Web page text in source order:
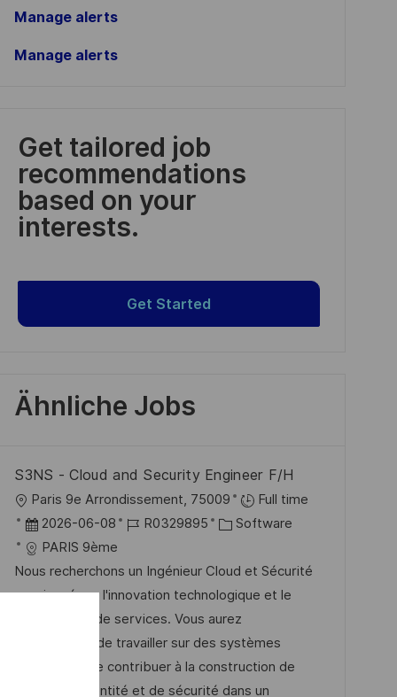
Manage alerts
Manage alerts
Get tailored job
recommendations
based on your
interests.
Get Started
Ähnliche Jobs
S3NS - Cloud and Security Engineer F/H
O
r
t
Paris 9e Arrondissement, 75009
Full time
D
a
t
u
2026-06-08
J
b
-
I
D
R0329895
K
t
e
g
o
r
Software
PARIS 9ème
Nous recherchons un Ingénieur Cloud et Sécurité
passionné par l'innovation technologique et le
déploiement de services. Vous aurez
l'opportunité de travailler sur des systèmes
critiques et de contribuer à la construction de
services d’identité et de sécurité dans un